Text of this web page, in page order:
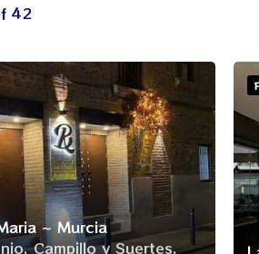
42
~ Murcia
Campillo y Suertes,